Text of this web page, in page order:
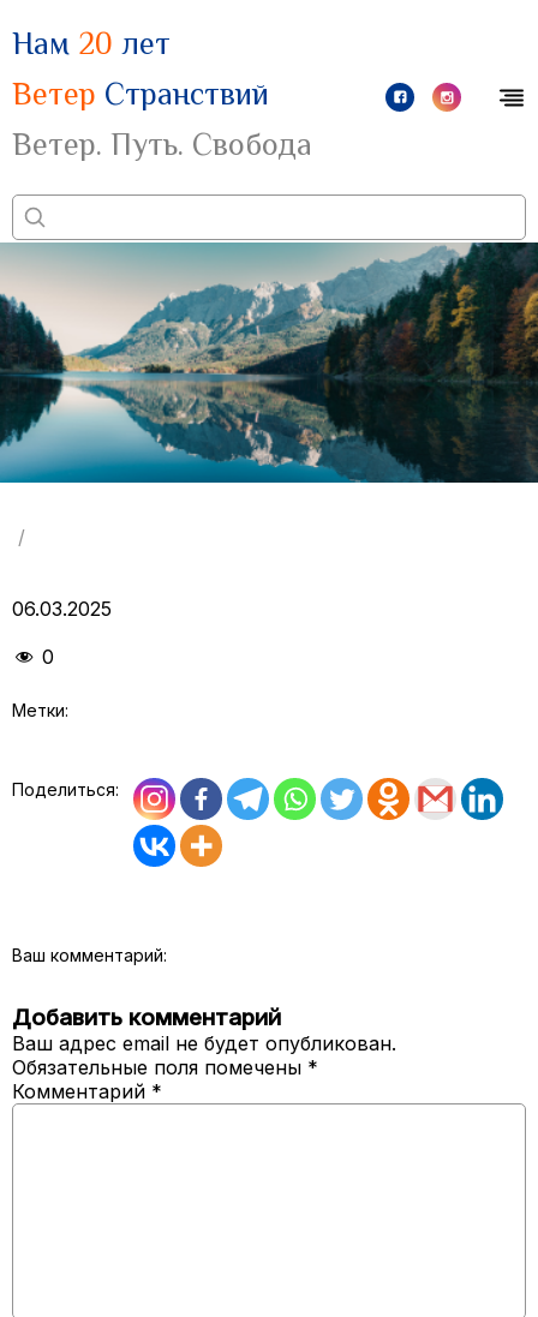
Нам 20 лет
Ветер Странствий
Ветер. Путь. Свобода
/
06.03.2025
0
Метки:
Поделиться:
Ваш комментарий:
Добавить комментарий
Ваш адрес email не будет опубликован.
Обязательные поля помечены *
Комментарий *